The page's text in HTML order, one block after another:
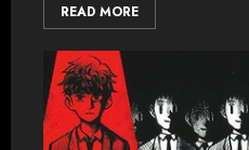
READ MORE